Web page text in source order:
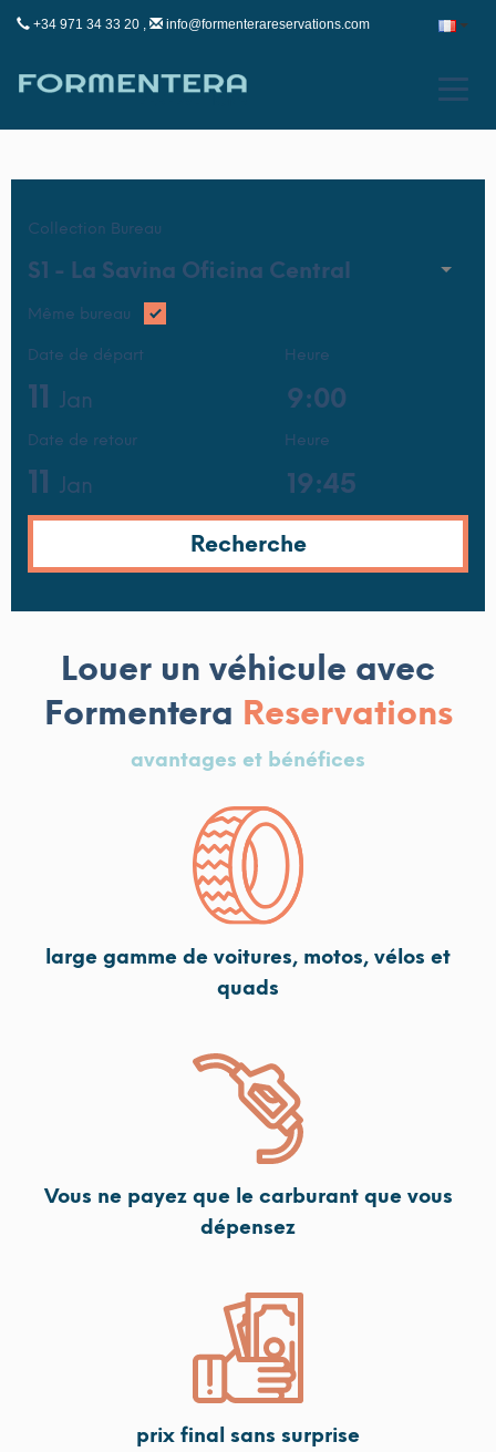
+34 971 34 33 20 , info@formenterareservations.com
Collection Bureau
S1 - La Savina Oficina Central
Même bureau
Date de départ
11 Jan
Heure
Date de retour
11 Jan
Heure
Louer un véhicule avec
Formentera Reservations
avantages et bénéfices
large gamme de voitures, motos, vélos et
quads
Vous ne payez que le carburant que vous
dépensez
prix final sans surprise